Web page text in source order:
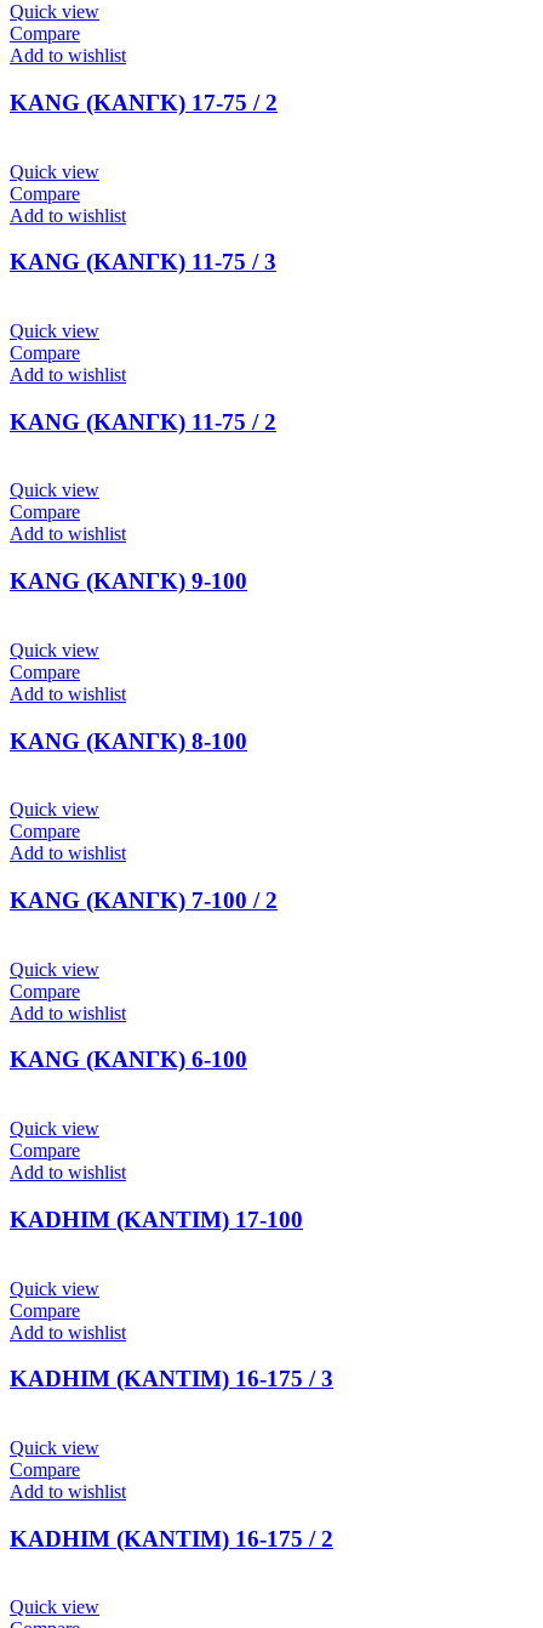
Quick view
Compare
Add to wishlist
KANG (ΚΑΝΓΚ) 17-75 / 2
Quick view
Compare
Add to wishlist
KANG (ΚΑΝΓΚ) 11-75 / 3
Quick view
Compare
Add to wishlist
KANG (ΚΑΝΓΚ) 11-75 / 2
Quick view
Compare
Add to wishlist
KANG (ΚΑΝΓΚ) 9-100
Quick view
Compare
Add to wishlist
KANG (ΚΑΝΓΚ) 8-100
Quick view
Compare
Add to wishlist
KANG (ΚΑΝΓΚ) 7-100 / 2
Quick view
Compare
Add to wishlist
KANG (ΚΑΝΓΚ) 6-100
Quick view
Compare
Add to wishlist
KADHIM (ΚΑΝΤΙΜ) 17-100
Quick view
Compare
Add to wishlist
KADHIM (ΚΑΝΤΙΜ) 16-175 / 3
Quick view
Compare
Add to wishlist
KADHIM (ΚΑΝΤΙΜ) 16-175 / 2
Quick view